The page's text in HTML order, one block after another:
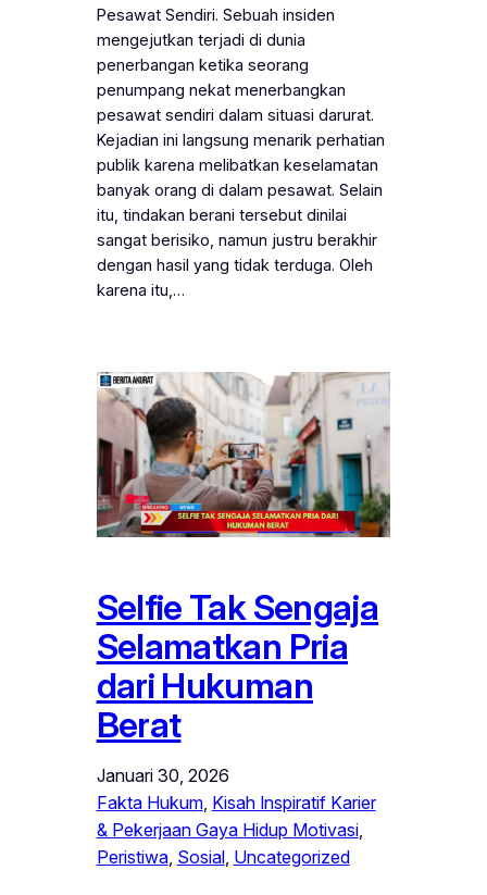
Pesawat Sendiri. Sebuah insiden
mengejutkan terjadi di dunia
penerbangan ketika seorang
penumpang nekat menerbangkan
pesawat sendiri dalam situasi darurat.
Kejadian ini langsung menarik perhatian
publik karena melibatkan keselamatan
banyak orang di dalam pesawat. Selain
itu, tindakan berani tersebut dinilai
sangat berisiko, namun justru berakhir
dengan hasil yang tidak terduga. Oleh
karena itu,…
Selfie Tak Sengaja
Selamatkan Pria
dari Hukuman
Berat
Januari 30, 2026
Fakta Hukum, Kisah Inspiratif Karier
& Pekerjaan Gaya Hidup Motivasi
Peristiwa, Sosial, Uncategorized